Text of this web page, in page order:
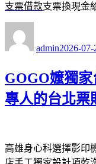
支票借款支票換現金
admin佈
期:
2026-07-
GOGO嬤獨
專人的台北票
高雄身心科選擇影印